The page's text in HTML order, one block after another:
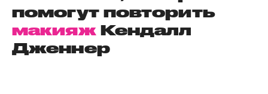
помогут повторить
макияжКендалл
Дженнер